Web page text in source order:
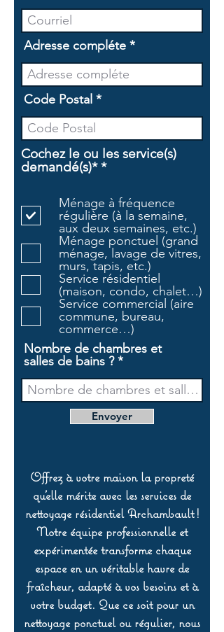
Adresse compléte
Code Postal
Cochez le ou les service(s)
demandé(s)* *O
g
a
t
o
i
r
e
Ménage à fréquence
régulière (à la semaine,
aux deux semaines, etc.)
Ménage ponctuel (grand
ménage, lavage de vitres,
murs, tapis, etc.)
Service résidentiel
(maison, condo, chalet…)
Service commercial (aire
commune, bureau,
commerce…)
Nombre de chambres et
salles de bains ?
Envoyer
Offrez à votre maison la propreté
qu’elle mérite avec les services de
nettoyage résidentiel Archambault !
Notre équipe professionnelle et
expérimentée transforme chaque
espace en un véritable havre de
fraîcheur, adapté à vos besoins et à
votre budget. Que ce soit pour un
nettoyage ponctuel ou régulier, nous